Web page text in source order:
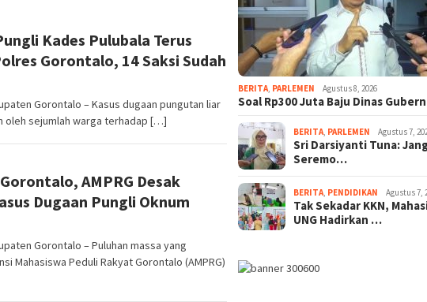
Kades Pulubala Terus
Gorontalo, 14 Saksi Sudah
Gorontalo – Kasus dugaan pungutan liar
oleh sejumlah warga terhadap […]
AMPRG Desak
Dugaan Pungli Oknum
Gorontalo – Puluhan massa yang
Mahasiswa Peduli Rakyat Gorontalo (AMPRG)
BERITA, PARLEMEN Agustus 8, 2026
Soal Rp300 Juta Baju Dinas
BERITA, PARLEMEN Agustus 7,
Sri Darsiyanti Tuna:
Seremo…
BERITA, PENDIDIKAN Agustus 7,
Tak Sekadar KKN,
UNG Hadirkan …